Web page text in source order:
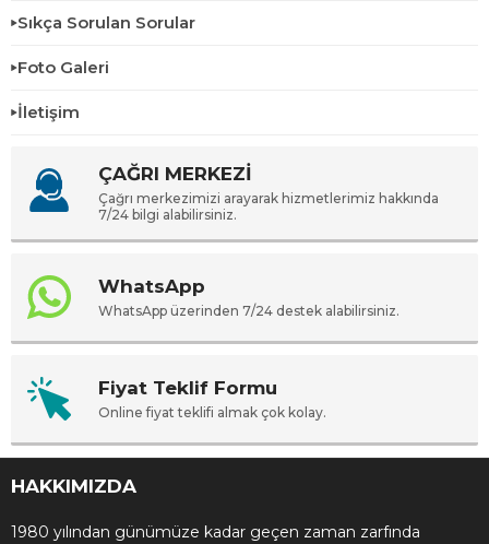
Sıkça Sorulan Sorular
Foto Galeri
İletişim
ÇAĞRI MERKEZİ
Çağrı merkezimizi arayarak hizmetlerimiz hakkında
7/24 bilgi alabilirsiniz.
WhatsApp
WhatsApp üzerinden 7/24 destek alabilirsiniz.
Fiyat Teklif Formu
Online fiyat teklifi almak çok kolay.
HAKKIMIZDA
1980 yılından günümüze kadar geçen zaman zarfında